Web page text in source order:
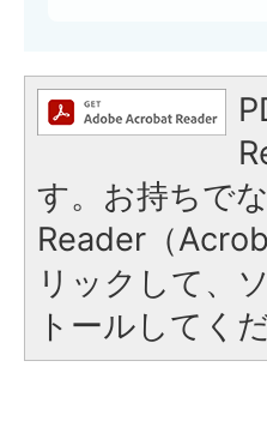
す。お持ちで
Reader（
リックして、
トールしてく